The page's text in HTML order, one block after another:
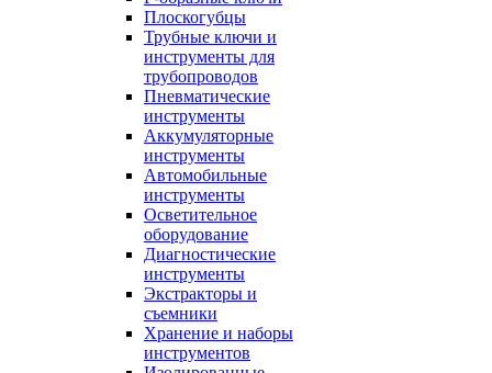
Плоскогубцы
Трубные ключи и
инструменты для
трубопроводов
Пневматические
инструменты
Аккумуляторные
инструменты
Автомобильные
инструменты
Осветительное
оборудование
Диагностические
инструменты
Экстракторы и
съемники
Хранение и наборы
инструментов